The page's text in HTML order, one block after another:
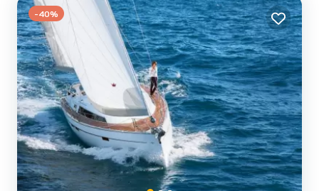
uitgerust met een Full batten mainsail en een Furling genoa H...
-40%